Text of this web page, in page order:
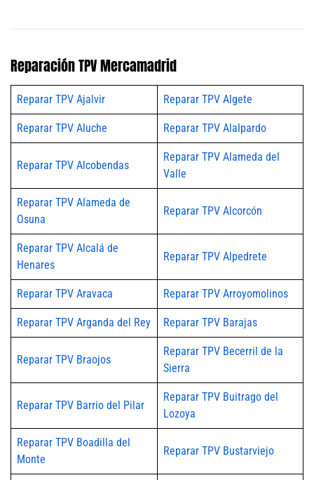
Reparación TPV Mercamadrid
Reparar TPV Ajalvir Reparar TPV Algete
Reparar TPV Aluche Reparar TPV Alalpardo
Reparar TPV Alcobendas
Reparar TPV Alameda del
Valle
Reparar TPV Alameda de
Osuna
Reparar TPV Alcorcón
Reparar TPV Alcalá de
Henares
Reparar TPV Alpedrete
Reparar TPV Aravaca Reparar TPV Arroyomolinos
Reparar TPV Arganda del Rey Reparar TPV Barajas
Reparar TPV Braojos
Reparar TPV Becerril de la
Sierra
Reparar TPV Barrio del Pilar
Reparar TPV Buitrago del
Lozoya
Reparar TPV Boadilla del
Monte
Reparar TPV Bustarviejo